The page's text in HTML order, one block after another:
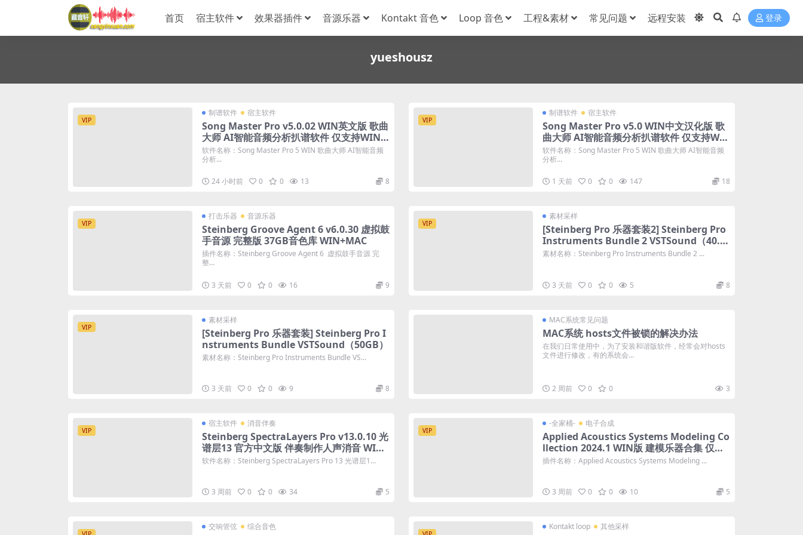
首页 宿主软件 效果器插件 音源乐器 Kontakt 音色 Loop 音色 工程&素材 常见问题 远程安装 登录
yueshousz
VIP
制谱软件 宿主软件
Song Master Pro v5.0.02 WIN英文版 歌曲
大师 AI智能音频分析扒谱软件 仅支持WIN
系统
软件名称：Song Master Pro 5 WIN 歌曲大师 AI智能音频
分析...
24 小时前 0 0 13 8
VIP
制谱软件 宿主软件
Song Master Pro v5.0 WIN中文汉化版 歌
曲大师 AI智能音频分析扒谱软件 仅支持WI
N系统
软件名称：Song Master Pro 5 WIN 歌曲大师 AI智能音频
分析...
1 天前 0 0 147 18
VIP
打击乐器 音源乐器
Steinberg Groove Agent 6 v6.0.30 虚拟鼓
手音源 完整版 37GB音色库 WIN+MAC
插件名称：Steinberg Groove Agent 6 虚拟鼓手音源 完
整...
3 天前 0 0 16 9
VIP
素材采样
[Steinberg Pro 乐器套装2] Steinberg Pro
Instruments Bundle 2 VSTSound（40.5
6GB）
素材名称：Steinberg Pro Instruments Bundle 2 ...
3 天前 0 0 5 8
VIP
素材采样
[Steinberg Pro 乐器套装] Steinberg Pro I
nstruments Bundle VSTSound（50GB）
素材名称：Steinberg Pro Instruments Bundle VS...
3 天前 0 0 9 8
MAC系统常见问题
MAC系统 hosts文件被锁的解决办法
在我们日常使用中，为了安装和谐版软件，经常会对hosts
文件进行修改，有的系统会...
2 周前 0 0 3
VIP
宿主软件 消音伴奏
Steinberg SpectraLayers Pro v13.0.10 光
谱层13 官方中文版 伴奏制作人声消音 WIN+
MAC
软件名称：Steinberg SpectraLayers Pro 13 光谱层1...
3 周前 0 0 34 5
VIP
-全家桶- 电子合成
Applied Acoustics Systems Modeling Co
llection 2024.1 WIN版 建模乐器合集 仅支
持WIN系统
插件名称：Applied Acoustics Systems Modeling ...
3 周前 0 0 10 5
交响管弦 综合音色 Kontakt loop 其他采样